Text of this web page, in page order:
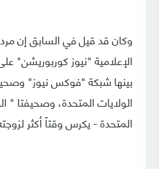
وكان قد قيل في السابق إن
الإعلامية "نيوز كوربوريشن"
بينها شبكة "فوكس نيوز"
الولايات المتحدة، وصحيفتا
المتحدة - يكرس وقتاً أكثر